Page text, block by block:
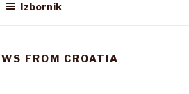
Izbornik
FROM CROATIA